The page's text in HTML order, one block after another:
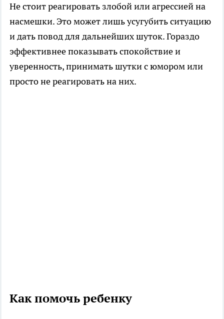
Не стоит реагировать злобой или агрессией на
насмешки. Это может лишь усугубить ситуацию
и дать повод для дальнейших шуток. Гораздо
эффективнее показывать спокойствие и
уверенность, принимать шутки с юмором или
просто не реагировать на них.
Как помочь ребенку